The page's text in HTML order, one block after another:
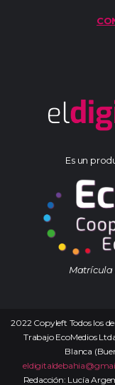
Es un
Matrícula
2022 Copyleft Todos los
Trabajo EcoMedios
Blanca
Redacción: Lucía